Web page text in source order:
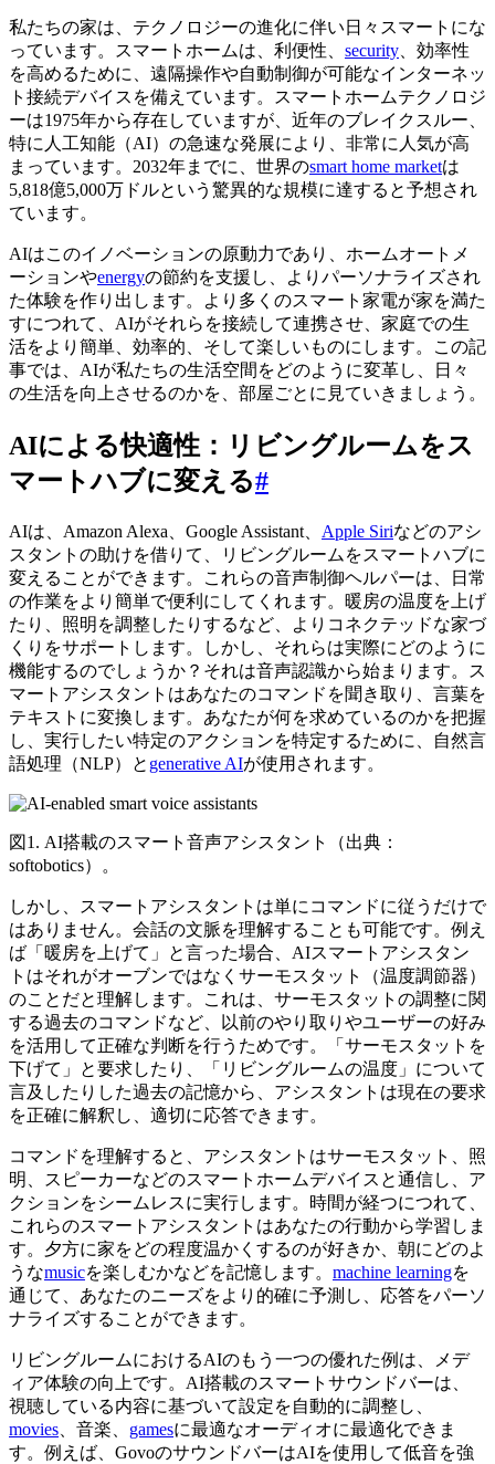
私たちの家は、テクノロジーの進化に伴い日々スマートにな
っています。スマートホームは、利便性、 security 、効率性
を高めるために、遠隔操作や自動制御が可能なインターネッ
ト接続デバイスを備えています。スマートホームテクノロジ
ーは1975年から存在していますが、近年のブレイクスルー、
特に人工知能（AI）の急速な発展により、非常に人気が高
まっています。2032年までに、世界のsmart home marketは
5,818億5,000万ドルという驚異的な規模に達すると予想され
ています。
AIはこのイノベーションの原動力であり、ホームオートメ
ーションやenergyの節約を支援し、よりパーソナライズされ
た体験を作り出します。より多くのスマート家電が家を満た
すにつれて、AIがそれらを接続して連携させ、家庭での生
活をより簡単、効率的、そして楽しいものにします。この記
事では、AIが私たちの生活空間をどのように変革し、日々
の生活を向上させるのかを、部屋ごとに見ていきましょう。
AIによる快適性：リビングルームをス
マートハブに変える#
AIは、Amazon Alexa、Google Assistant、 Apple Siriなどのアシ
スタントの助けを借りて、リビングルームをスマートハブに
変えることができます。これらの音声制御ヘルパーは、日常
の作業をより簡単で便利にしてくれます。暖房の温度を上げ
たり、照明を調整したりするなど、よりコネクテッドな家づ
くりをサポートします。しかし、それらは実際にどのように
機能するのでしょうか？それは音声認識から始まります。ス
マートアシスタントはあなたのコマンドを聞き取り、言葉を
テキストに変換します。あなたが何を求めているのかを把握
し、実行したい特定のアクションを特定するために、自然言
語処理（NLP）と generative AIが使用されます。
図1. AI搭載のスマート音声アシスタント（出典：
softobotics）。
しかし、スマートアシスタントは単にコマンドに従うだけで
はありません。会話の文脈を理解することも可能です。例え
ば「暖房を上げて」と言った場合、AIスマートアシスタン
トはそれがオーブンではなくサーモスタット（温度調節器）
のことだと理解します。これは、サーモスタットの調整に関
する過去のコマンドなど、以前のやり取りやユーザーの好み
を活用して正確な判断を行うためです。「サーモスタットを
下げて」と要求したり、「リビングルームの温度」について
言及したりした過去の記憶から、アシスタントは現在の要求
を正確に解釈し、適切に応答できます。
コマンドを理解すると、アシスタントはサーモスタット、照
明、スピーカーなどのスマートホームデバイスと通信し、ア
クションをシームレスに実行します。時間が経つにつれて、
これらのスマートアシスタントはあなたの行動から学習しま
す。夕方に家をどの程度温かくするのが好きか、朝にどのよ
うなmusicを楽しむかなどを記憶します。 machine learningを
通じて、あなたのニーズをより的確に予測し、応答をパーソ
ナライズすることができます。
リビングルームにおけるAIのもう一つの優れた例は、メデ
ィア体験の向上です。AI搭載のスマートサウンドバーは、
視聴している内容に基づいて設定を自動的に調整し、
movies 、音楽、 gamesに最適なオーディオに最適化できま
す。例えば、GovoのサウンドバーはAIを使用して低音を強